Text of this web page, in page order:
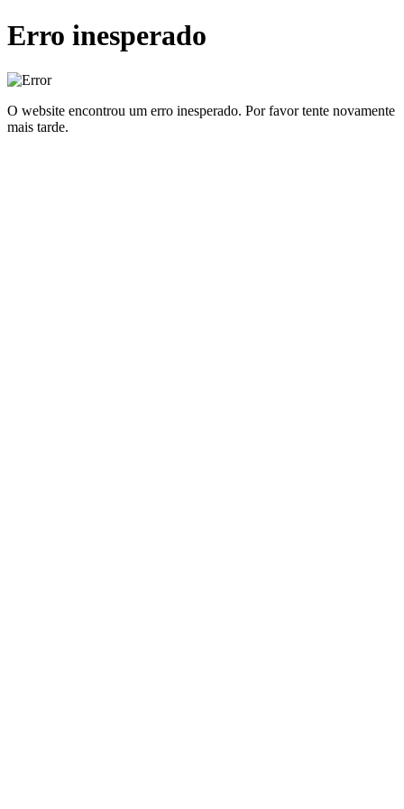
Erro inesperado
O website encontrou um erro inesperado. Por favor tente novamente
mais tarde.